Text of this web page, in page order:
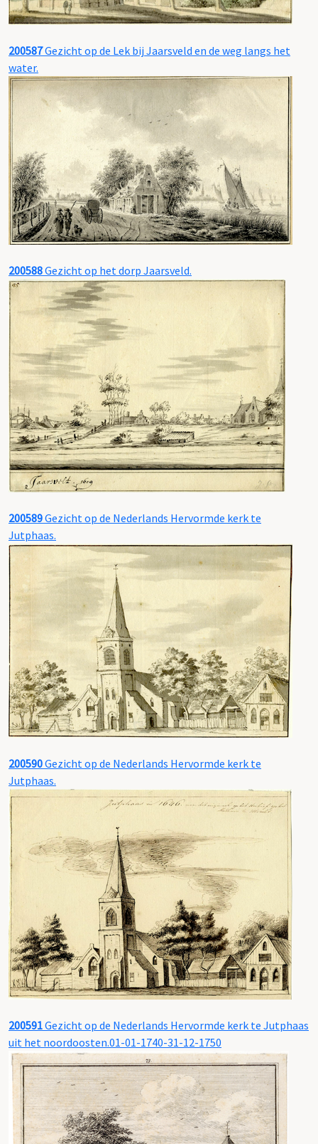
200587Gezicht op de Lek bij Jaarsveld en de weg langs het
water.
200588Gezicht op het dorp Jaarsveld.
200589Gezicht op de Nederlands Hervormde kerk te
Jutphaas.
200590Gezicht op de Nederlands Hervormde kerk te
Jutphaas.
200591Gezicht op de Nederlands Hervormde kerk te Jutphaas
uit het noordoosten.01-01-1740-31-12-1750